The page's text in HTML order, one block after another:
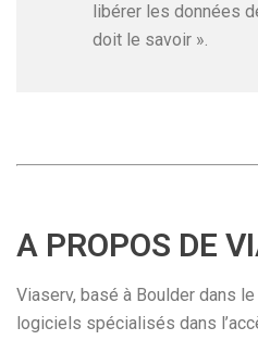
libérer les données
doit le savoir ».
A PROPOS DE
Viaserv, basé à Boulder dans
logiciels spécialisés dans